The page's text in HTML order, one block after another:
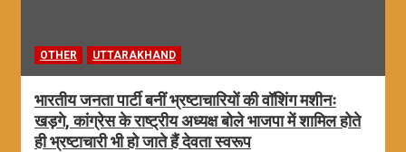
OTHER UTTARAKHAND
भारतीय जनता पार्टी बनीं भ्रष्टाचारियों की वॉशिंग मशीनः
खड़गे, कांग्रेस के राष्ट्रीय अध्यक्ष बोले भाजपा में शामिल होते
ही भ्रष्टाचारी भी हो जाते हैं देवता स्वरूप